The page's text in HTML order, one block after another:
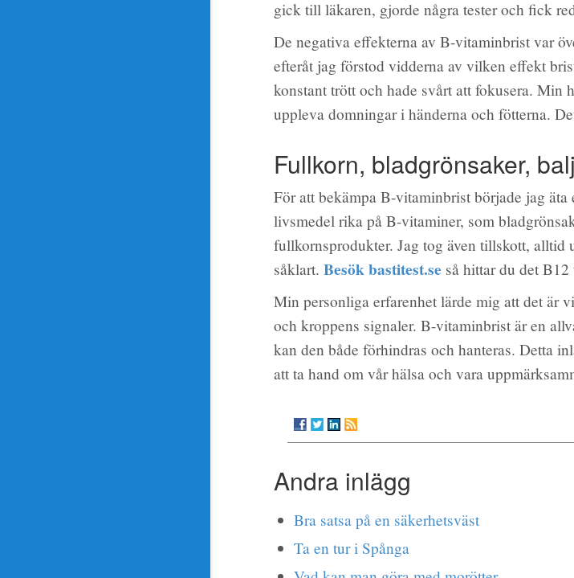
gick till läkaren, gjorde några tester och fick
De negativa effekterna av B-vitaminbrist var
efteråt jag förstod vidderna av vilken effekt
konstant trött och hade svårt att fokusera. Min
uppleva domningar i händerna och fötterna.
Fullkorn, bladgrönsaker,
För att bekämpa B-vitaminbrist började jag
livsmedel rika på B-vitaminer, som
fullkornsprodukter. Jag tog även tillskott, alltid
såklart.Besök bastitest.se så hittar du det
Min personliga erfarenhet lärde mig att det är
och kroppens signaler. B-vitaminbrist är en
kan den både förhindras och hanteras. Detta
att ta hand om vår hälsa och vara
Andra inlägg
Bra satsa på en säkerhetsväst
Ta en tur i Spånga